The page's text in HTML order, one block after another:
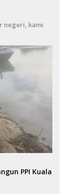
negeri, kami
PPI Kuala